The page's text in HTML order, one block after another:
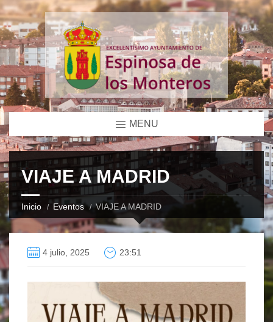
MENU
VIAJE A MADRID
Inicio Eventos VIAJE A MADRID
4 julio, 2025 23:51